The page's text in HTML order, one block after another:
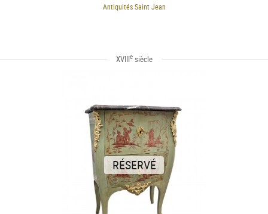
Antiquités Saint Jean
XVIIIesiècle
RÉSERVÉ